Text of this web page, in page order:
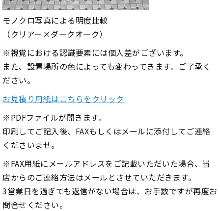
モノクロ写真による明度比較
（クリアー×ダークオーク）
※視覚における認識要素には個人差がございます。
また、設置場所の色によっても変わってきます。ご了承く
ださい。
お見積り用紙はこちらをクリック
※PDFファイルが開きます。
印刷してご記入後、FAXもしくはメールに添付してご連絡
くださいませ。
※FAX用紙にメールアドレスをご記載いただいた場合、当
店からのご連絡方法はメールとさせていただきます。
3営業日を過ぎても返信がない場合は、お手数ですが再度お
問合せください。